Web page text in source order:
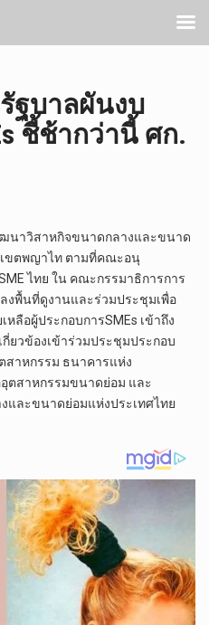
ฐบาลผันงบ
ชี้ช้ากว่านี้ ศก.
นาวิสาหกิจขนาดกลางและขนาด
เขตพญาไท ตามที่คณะอนุ
ไทย ใน คณะกรรมาธิการการ
งพื้นที่ดูงานและร่วมประชุมเพื่อ
ลือผู้ประกอบการSMEs เข้าถึง
ยวข้องเข้าร่วมประชุมประกอบ
สาหกรรม ธนาคารแห่ง
ตสาหกรรมขนาดย่อม และ
ละขนาดย่อมแห่งประเทศไทย